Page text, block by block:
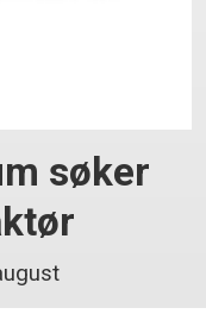
søker